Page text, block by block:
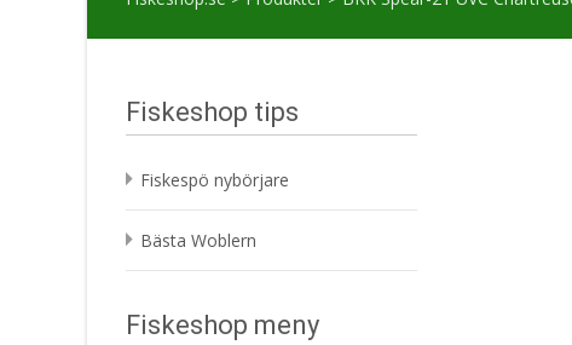
Fiskeshop tips
Fiskespö nybörjare
Bästa Woblern
Fiskeshop meny